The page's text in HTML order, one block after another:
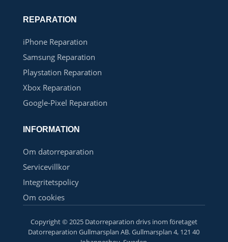
REPARATION
iPhone Reparation
Samsung Reparation
Playstation Reparation
Xbox Reparation
Google-Pixel Reparation
INFORMATION
Om datorreparation
Servicevillkor
Integritetspolicy
Om cookies
Copyright © 2025 Datorreparation drivs inom företaget
Datorreparation Gullmarsplan AB. Gullmarsplan 4, 121 40